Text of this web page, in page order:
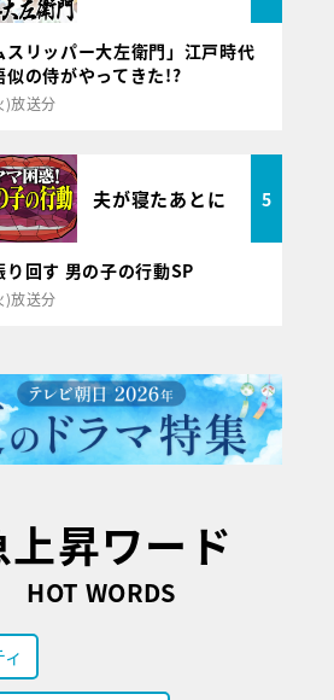
スリッパー大左衛門」江戸時代
似の侍がやってきた!?
)放送分
夫が寝たあとに 5
り回す 男の子の行動SP
)放送分
上昇ワード
HOT WORDS